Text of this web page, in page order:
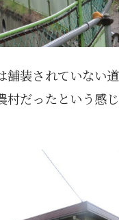
舗装されていない道
村だったという感じ